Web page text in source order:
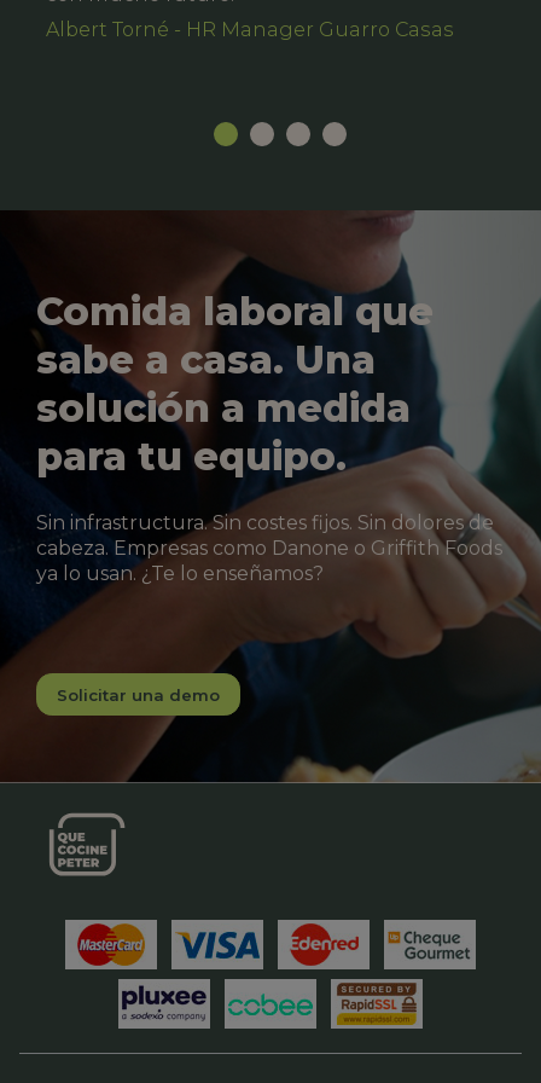
Albert Torné - HR Manager Guarro Casas
Comida laboral que
sabe a casa. Una
solución a medida
para tu equipo.
Sin infrastructura. Sin costes fijos. Sin dolores de
cabeza. Empresas como Danone o Griffith Foods
ya lo usan. ¿Te lo enseñamos?
Solicitar una demo